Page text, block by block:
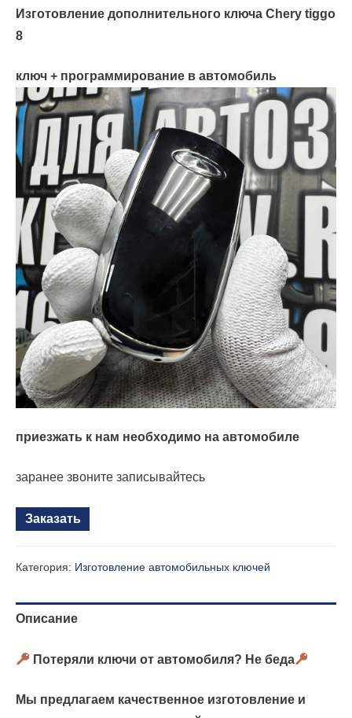
Изготовление дополнительного ключа Chery tiggo
8
ключ + программирование в автомобиль
приезжать к нам необходимо на автомобиле
заранее звоните записывайтесь
Заказать
Категория: Изготовление автомобильных ключей
Описание
Потеряли ключи от автомобиля? Не беда
Мы предлагаем качественное изготовление и